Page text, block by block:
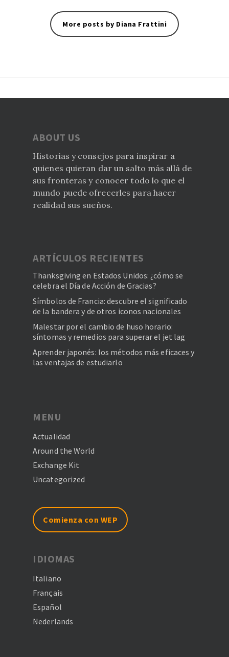
More posts by Diana Frattini
ABOUT US
Historias y consejos para inspirar a
quienes quieran dar un salto más allá de
sus fronteras y conocer todo lo que el
mundo puede ofrecerles para hacer
realidad sus sueños.
ARTÍCULOS RECIENTES
Thanksgiving en Estados Unidos: ¿cómo se
celebra el Día de Acción de Gracias?
Símbolos de Francia: descubre el significado
de la bandera y de otros iconos nacionales
Malestar por el cambio de huso horario:
síntomas y remedios para superar el jet lag
Aprender japonés: los métodos más eficaces y
las ventajas de estudiarlo
MENU
Actualidad
Around the World
Exchange Kit
Uncategorized
Comienza con WEP
IDIOMAS
Italiano
Français
Español
Nederlands